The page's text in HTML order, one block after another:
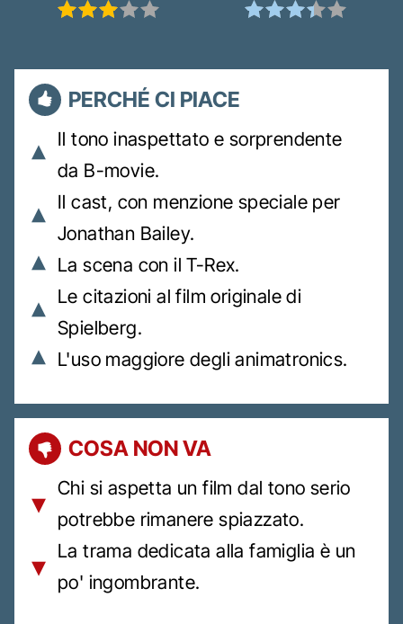
PERCHÉ CI PIACE
Il tono inaspettato e sorprendente
da B-movie.
Il cast, con menzione speciale per
Jonathan Bailey.
La scena con il T-Rex.
Le citazioni al film originale di
Spielberg.
L'uso maggiore degli animatronics.
COSA NON VA
Chi si aspetta un film dal tono serio
potrebbe rimanere spiazzato.
La trama dedicata alla famiglia è un
po' ingombrante.